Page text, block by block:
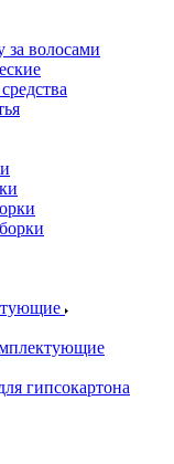
за волосами
гипсокартона